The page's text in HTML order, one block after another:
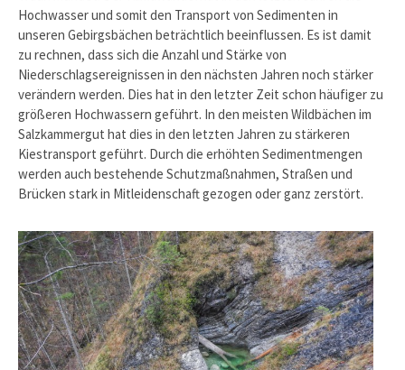
Hochwasser und somit den Transport von Sedimenten in
unseren Gebirgsbächen beträchtlich beeinflussen. Es ist damit
zu rechnen, dass sich die Anzahl und Stärke von
Niederschlagsereignissen in den nächsten Jahren noch stärker
verändern werden. Dies hat in den letzter Zeit schon häufiger zu
größeren Hochwassern geführt. In den meisten Wildbächen im
Salzkammergut hat dies in den letzten Jahren zu stärkeren
Kiestransport geführt. Durch die erhöhten Sedimentmengen
werden auch bestehende Schutzmaßnahmen, Straßen und
Brücken stark in Mitleidenschaft gezogen oder ganz zerstört.